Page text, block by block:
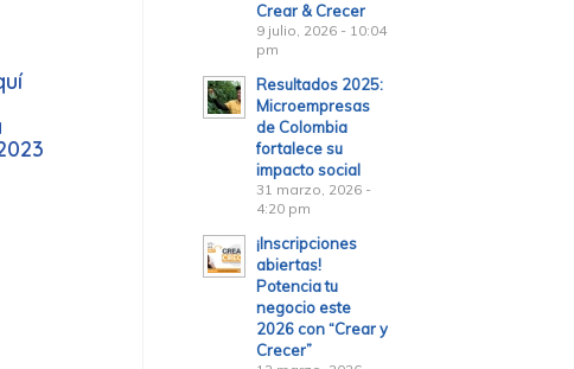
Crear & Crecer
9 julio, 2026 - 10:04
pm
Resultados 2025:
Microempresas
de Colombia
fortalece su
impacto social
31 marzo, 2026 -
4:20 pm
¡Inscripciones
abiertas!
Potencia tu
negocio este
2026 con “Crear y
Crecer”